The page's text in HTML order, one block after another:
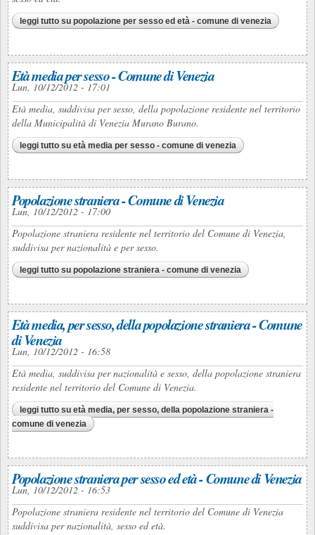
leggi tutto su popolazione per sesso ed età - comune di venezia
Età media per sesso - Comune di Venezia
Lun, 10/12/2012 - 17:01
Età media, suddivisa per sesso, della popolazione residente nel territorio
della Municipalità di Venezia Murano Burano.
leggi tutto su età media per sesso - comune di venezia
Popolazione straniera - Comune di Venezia
Lun, 10/12/2012 - 17:00
Popolazione straniera residente nel territorio del Comune di Venezia,
suddivisa per nazionalità e per sesso.
leggi tutto su popolazione straniera - comune di venezia
Età media, per sesso, della popolazione straniera - Comune
di Venezia
Lun, 10/12/2012 - 16:58
Età media, suddivisa per nazionalità e sesso, della popolazione straniera
residente nel territorio del Comune di Venezia.
leggi tutto su età media, per sesso, della popolazione straniera -
comune di venezia
Popolazione straniera per sesso ed età - Comune di Venezia
Lun, 10/12/2012 - 16:53
Popolazione straniera residente nel territorio del Comune di Venezia
suddivisa per nazionalità, sesso ed età.